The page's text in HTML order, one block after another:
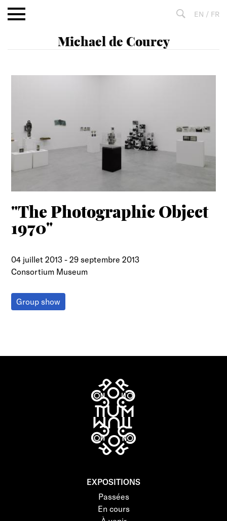
Aller
au
EN / FR
Fulltext
"The Photographic Object
1970"
04 juillet 2013 -29 septembre 2013
Consortium Museum
Group show
EXPOSITIONS
Passées
En cours